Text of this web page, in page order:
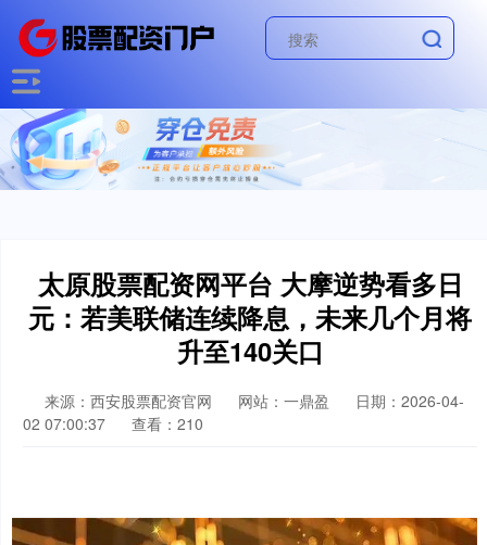
太原股票配资网平台 大摩逆势看多日
元：若美联储连续降息，未来几个月将
升至140关口
来源：西安股票配资官网 网站：一鼎盈
日期：2026-04-
02 07:00:37
查看：210